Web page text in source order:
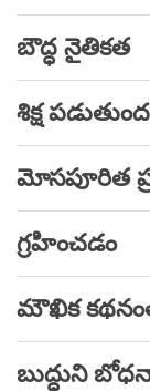
బౌద్ధ నైతికత
శిక్ష
మోసపూరిత
గ్రహించడం
మౌఖిక
బుద్ధుని